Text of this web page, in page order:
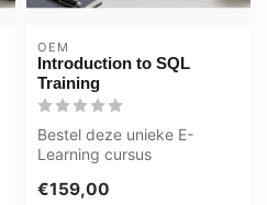
OEM
Introduction to SQL
Training
Bestel deze unieke E-
Learning cursus
Training, 1 jaar 24/ 7 ...
€159,00